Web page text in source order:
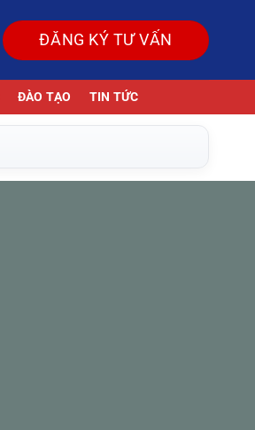
ĐĂNG KÝ TƯ VẤN
ĐÀO TẠO TIN TỨC